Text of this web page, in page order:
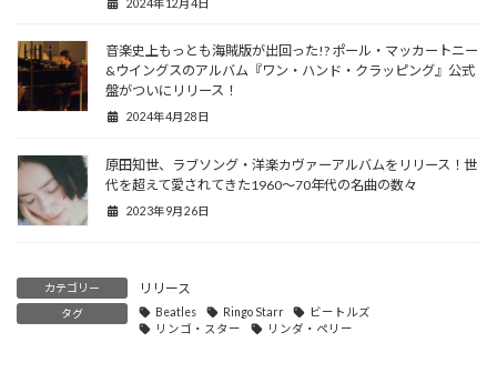
2024年12月4日
音楽史上もっとも海賊版が出回った!? ポール・マッカートニー
&ウイングスのアルバム『ワン・ハンド・クラッピング』公式
盤がついにリリース！
2024年4月28日
原田知世、ラブソング・洋楽カヴァーアルバムをリリース！世
代を超えて愛されてきた1960～70年代の名曲の数々
2023年9月26日
カテゴリー リリース
タグ Beatles Ringo Starr
ビートルズ
リンゴ・スター
リンダ・ペリー